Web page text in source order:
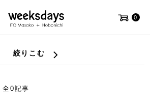
0
絞りこむ
全0記事